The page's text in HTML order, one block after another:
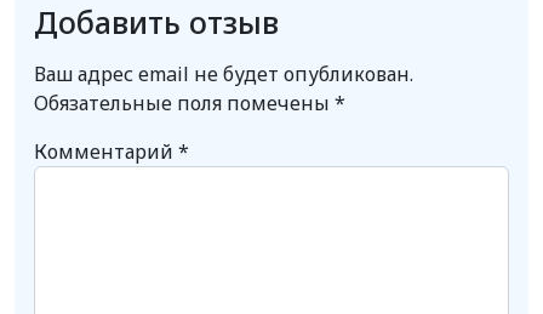
Добавить отзыв
Ваш адрес email не будет опубликован.
Обязательные поля помечены *
Комментарий *